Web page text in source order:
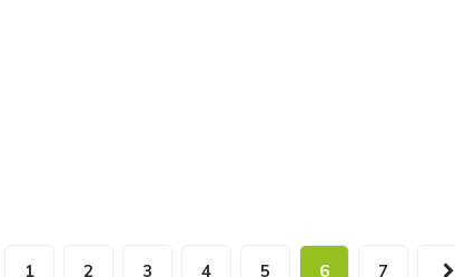
1 2 3 4 5 6 7